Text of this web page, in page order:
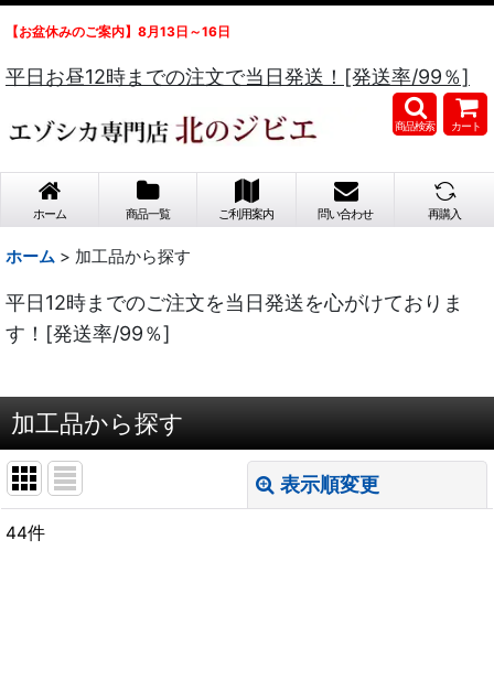
【お盆休みのご案内】8月13日～16日
平日お昼12時までの注文で当日発送！[発送率/99％]
商品検索 カート
ホーム 商品一覧 ご利用案内 問い合わせ 再購入
ホーム > 加工品から探す
平日12時までのご注文を当日発送を心がけておりま
す！[発送率/99％]
加工品から探す
表示順変更
44件